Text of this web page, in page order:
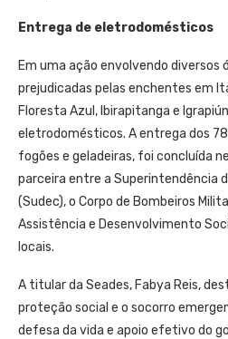
Entrega de eletrodomésticos
Em uma ação envolvendo diversos
prejudicadas pelas enchentes em
Floresta Azul, Ibirapitanga e
eletrodomésticos. A entrega dos
fogões e geladeiras, foi concluída
parceira entre a Superintendência
(Sudec), o Corpo de Bombeiros
Assistência e Desenvolvimento
locais.
A titular da Seades, Fabya Reis,
proteção social e o socorro
defesa da vida e apoio efetivo do